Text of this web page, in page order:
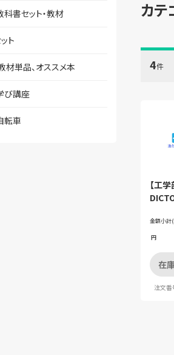
書セット・教材
ト
材単品、オススメ本
講座
車
カテ
4件
【工
金額小計
円
在
注文